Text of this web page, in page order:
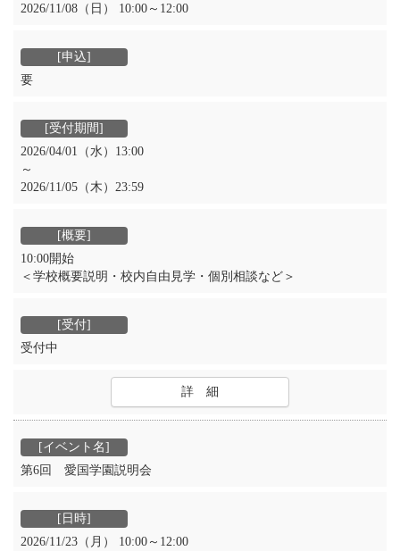
2026/11/08（日） 10:00～12:00
要
2026/04/01（水）13:00
～
2026/11/05（木）23:59
10:00開始
＜学校概要説明・校内自由見学・個別相談など＞
受付中
詳 細
第6回 愛国学園説明会
2026/11/23（月） 10:00～12:00